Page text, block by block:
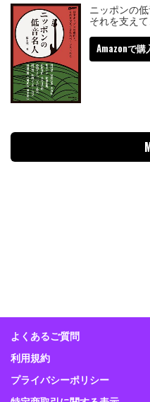
ニッポンの
それを支え
Amazonで購
よくあるご質問
利用規約
プライバシーポリシー